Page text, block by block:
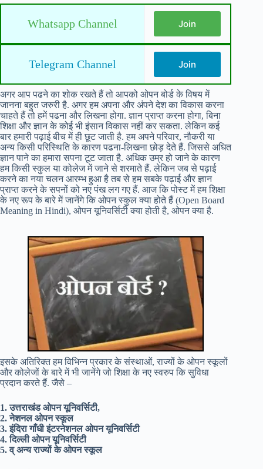
Whatsapp Channel Join
Telegram Channel Join
अगर आप पढने का शोक रखते हैं तो आपको ओपन बोर्ड के विषय में
जानना बहुत जरुरी है. अगर हम अपना और अंपने देश का विकास करना
चाहते हैं तो हमें पढना और लिखना होगा. ज्ञान प्राप्त करना होगा, बिना
शिक्षा और ज्ञान के कोई भी इंसान विकास नहीं कर सकता. लेकिन कई
बार हमारी पढ़ाई बीच में ही छूट जाती है. हम अपने परिवार, नौकरी या
अन्य किसी परिस्थिति के कारण पढना-लिखना छोड़ देते हैं. जिससे अधित
ज्ञान पाने का हमारा सपना टूट जाता है. अधिक उम्र हो जाने के कारण
हम किसी स्कुल या कोलेज में जाने से शरमाते हैं. लेकिन जब से पढ़ाई
करने का नया चलन आरम्भ हुआ है तब से हम सबके पढ़ाई और ज्ञान
प्राप्त करने के सपनों को नए पंख लग गए हैं. आज कि पोस्ट में हम शिक्षा
के नए रूप के बारे में जानेंगे कि ओपन स्कुल क्या होते हैं (Open Board
Meaning in Hindi), ओपन यूनिवर्सिटी क्या होती है, ओपन क्या है.
इसके अतिरिक्त हम विभिन्न प्रकार के संस्थाओं, राज्यों के ओपन स्कूलों
और कोलेजों के बारे में भी जानेंगे जो शिक्षा के नए स्वरुप कि सुविधा
प्रदान करते हैं. जैसे –
1. उत्तराखंड ओपन यूनिवर्सिटी,
2. नेशनल ओपन स्कूल
3. इंदिरा गाँधी इंटरनेशनल ओपन यूनिवर्सिटी
4. दिल्ली ओपन यूनिवर्सिटी
5. व् अन्य राज्यों के ओपन स्कूल